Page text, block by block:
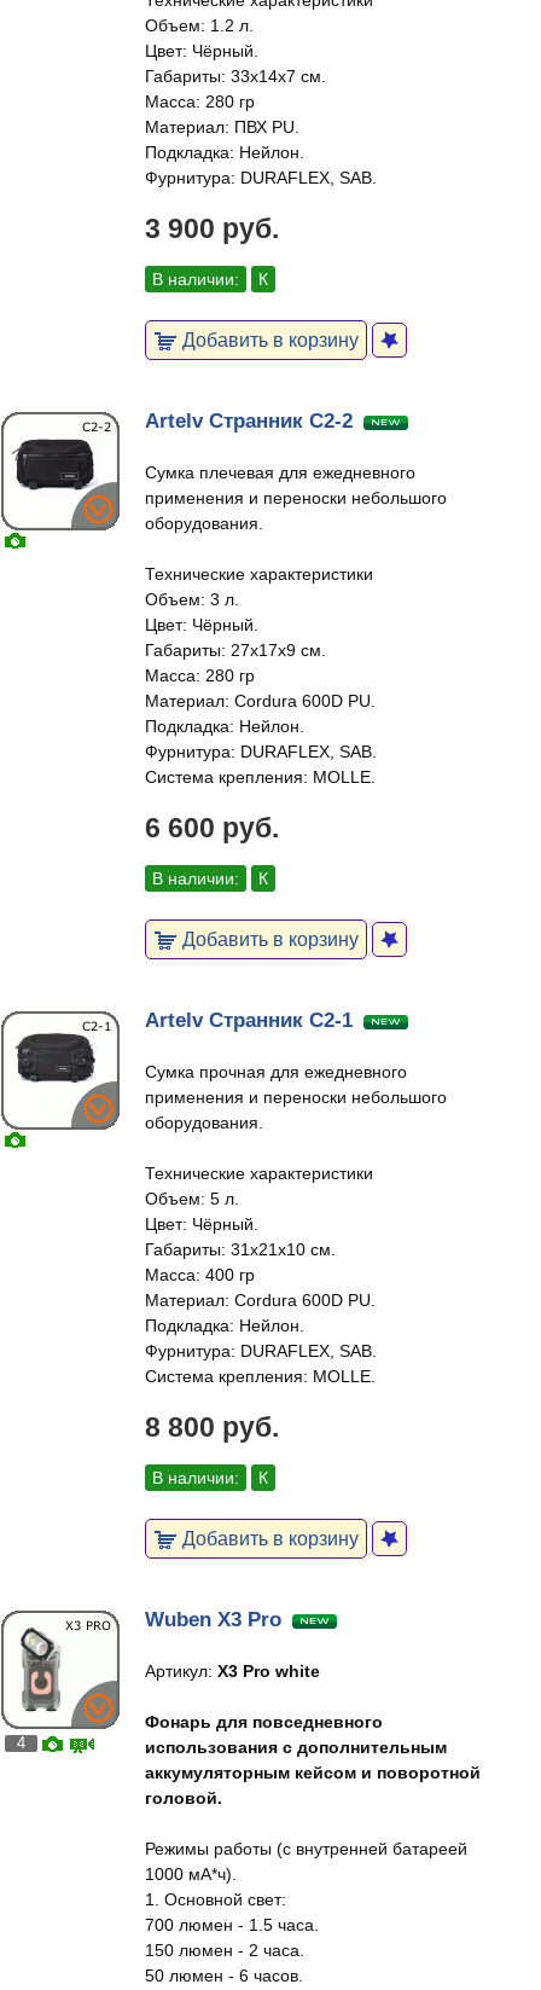
Объем: 1.2 л.
Цвет: Чёрный.
Габариты: 33x14x7 см.
Масса: 280 гр
Материал: ПВХ PU.
Подкладка: Нейлон.
Фурнитура: DURAFLEX, SAB.
3 900 руб.
В наличии: К
Добавить в корзину
Artelv Странник С2-2
Сумка плечевая для ежедневного
применения и переноски небольшого
оборудования.
Технические характеристики
Объем: 3 л.
Цвет: Чёрный.
Габариты: 27x17x9 см.
Масса: 280 гр
Материал: Cordura 600D PU.
Подкладка: Нейлон.
Фурнитура: DURAFLEX, SAB.
Система крепления: MOLLE.
6 600 руб.
В наличии: К
Добавить в корзину
Artelv Странник С2-1
Сумка прочная для ежедневного
применения и переноски небольшого
оборудования.
Технические характеристики
Объем: 5 л.
Цвет: Чёрный.
Габариты: 31x21x10 см.
Масса: 400 гр
Материал: Cordura 600D PU.
Подкладка: Нейлон.
Фурнитура: DURAFLEX, SAB.
Система крепления: MOLLE.
8 800 руб.
В наличии: К
Добавить в корзину
4
Wuben X3 Pro
Артикул: X3 Pro white
Фонарь для повседневного
использования с дополнительным
аккумуляторным кейсом и поворотной
головой.
Режимы работы (с внутренней батареей
1000 мА*ч).
1. Основной свет:
700 люмен - 1.5 часа.
150 люмен - 2 часа.
50 люмен - 6 часов.